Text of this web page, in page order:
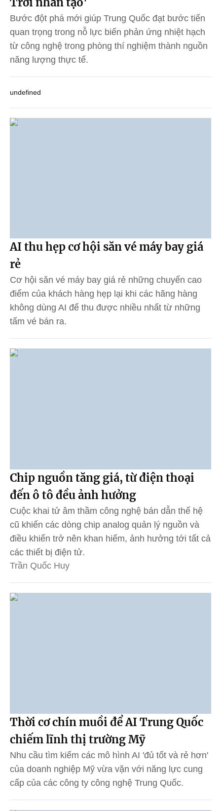
Bước đột phá mới giúp Trung Quốc đạt bước tiến
quan trọng trong nỗ lực biến phản ứng nhiệt hạch
từ công nghệ trong phòng thí nghiệm thành nguồn
năng lượng thực tế.
undefined
AI thu hẹp cơ hội săn vé máy bay giá
rẻ
Cơ hội săn vé máy bay giá rẻ những chuyến cao
điểm của khách hàng hẹp lại khi các hãng hàng
không dùng AI để thu được nhiều nhất từ những
tấm vé bán ra.
Chip nguồn tăng giá, từ điện thoại
đến ô tô đều ảnh hưởng
Cuộc khai tử âm thầm công nghệ bán dẫn thế hệ
cũ khiến các dòng chip analog quản lý nguồn và
điều khiển trở nên khan hiếm, ảnh hưởng tới tất cả
các thiết bị điện tử.
Trần Quốc Huy
Thời cơ chín muồi để AI Trung Quốc
chiếm lĩnh thị trường Mỹ
Nhu cầu tìm kiếm các mô hình AI 'đủ tốt và rẻ hơn'
của doanh nghiệp Mỹ vừa vặn với năng lực cung
cấp của các công ty công nghệ Trung Quốc.